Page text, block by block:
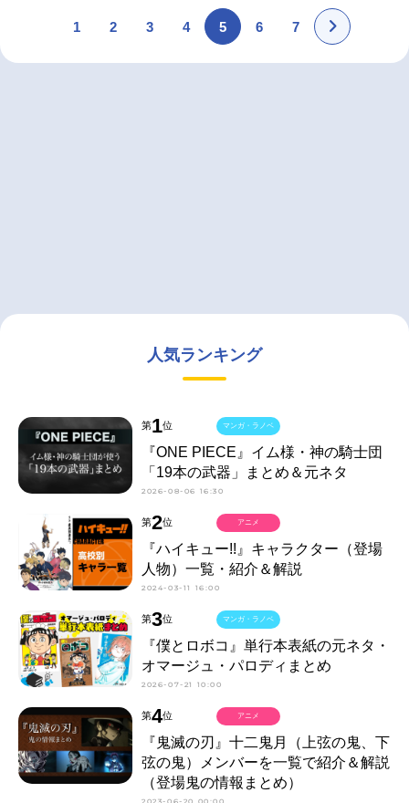
1 2 3 4 5 6 7
人気ランキング
第1位
『ONE PIECE』イム様・神の騎士団
「19本の武器」まとめ＆元ネタ
2026-08-06 16:30
マンガ・ラノベ
第2位
『ハイキュー!!』キャラクター（登場
人物）一覧・紹介＆解説
2024-03-11 16:00
アニメ
第3位
『僕とロボコ』単行本表紙の元ネタ・
オマージュ・パロディまとめ
2026-07-21 10:00
マンガ・ラノベ
第4位
『鬼滅の刃』十二鬼月（上弦の鬼、下
弦の鬼）メンバーを一覧で紹介＆解説
（登場鬼の情報まとめ）
2023-06-20 00:00
アニメ